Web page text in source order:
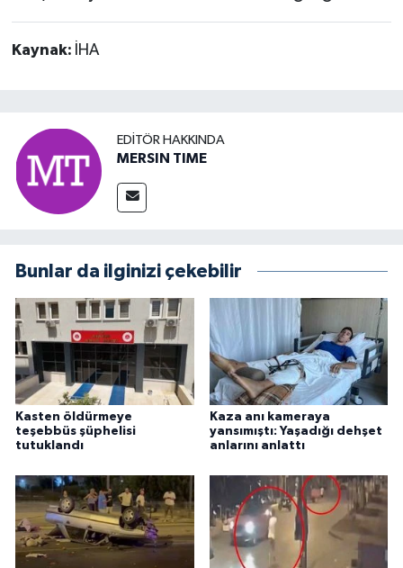
Kaynak: İHA
EDITÖR HAKKINDA
MERSIN TIME
Bunlar da ilginizi çekebilir
Kasten öldürmeye
teşebbüs şüphelisi
tutuklandı
Kaza anı kameraya
yansımıştı: Yaşadığı dehşet
anlarını anlattı